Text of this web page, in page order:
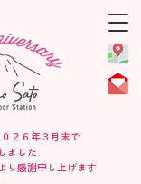
２６年３月末で
ました
り感謝申し上げます